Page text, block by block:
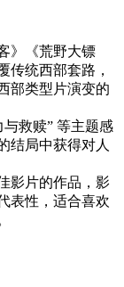
》《荒野大镖
传统西部套路，
部类型片演变的
与救赎” 等主题感
结局中获得对人
影片的作品，影
表性，适合喜欢